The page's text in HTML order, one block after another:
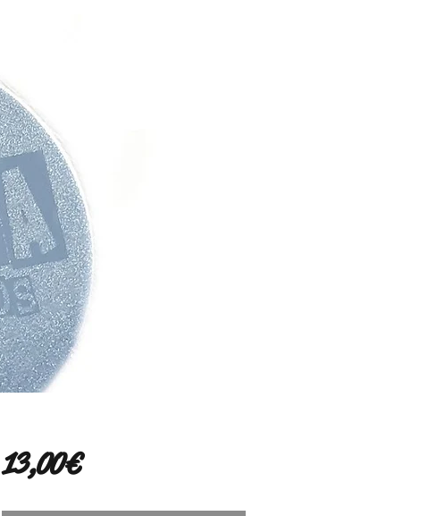
13,00 €Precio